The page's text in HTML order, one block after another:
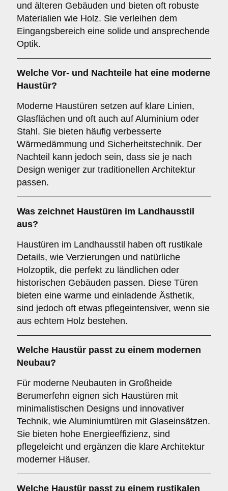
und älteren Gebäuden und bieten oft robuste
Materialien wie Holz. Sie verleihen dem
Eingangsbereich eine solide und ansprechende
Optik.
Welche Vor- und Nachteile hat eine moderne
Haustür?
Moderne Haustüren setzen auf klare Linien,
Glasflächen und oft auch auf Aluminium oder
Stahl. Sie bieten häufig verbesserte
Wärmedämmung und Sicherheitstechnik. Der
Nachteil kann jedoch sein, dass sie je nach
Design weniger zur traditionellen Architektur
passen.
Was zeichnet Haustüren im Landhausstil
aus?
Haustüren im Landhausstil haben oft rustikale
Details, wie Verzierungen und natürliche
Holzoptik, die perfekt zu ländlichen oder
historischen Gebäuden passen. Diese Türen
bieten eine warme und einladende Ästhetik,
sind jedoch oft etwas pflegeintensiver, wenn sie
aus echtem Holz bestehen.
Welche Haustür passt zu einem modernen
Neubau?
Für moderne Neubauten in Großheide
Berumerfehn eignen sich Haustüren mit
minimalistischen Designs und innovativer
Technik, wie Aluminiumtüren mit Glaseinsätzen.
Sie bieten hohe Energieeffizienz, sind
pflegeleicht und ergänzen die klare Architektur
moderner Häuser.
Welche Haustür passt zu einem rustikalen